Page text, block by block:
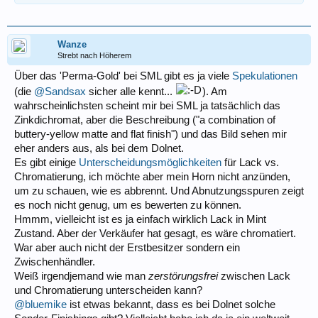
Wanze
Strebt nach Höherem
Über das 'Perma-Gold' bei SML gibt es ja viele Spekulationen
(die @Sandsax sicher alle kennt...
). Am
wahrscheinlichsten scheint mir bei SML ja tatsächlich das
Zinkdichromat, aber die Beschreibung ("a combination of
buttery-yellow matte and flat finish") und das Bild sehen mir
eher anders aus, als bei dem Dolnet.
Es gibt einige Unterscheidungsmöglichkeiten für Lack vs.
Chromatierung, ich möchte aber mein Horn nicht anzünden,
um zu schauen, wie es abbrennt. Und Abnutzungsspuren zeigt
es noch nicht genug, um es bewerten zu können.
Hmmm, vielleicht ist es ja einfach wirklich Lack in Mint
Zustand. Aber der Verkäufer hat gesagt, es wäre chromatiert.
War aber auch nicht der Erstbesitzer sondern ein
Zwischenhändler.
Weiß irgendjemand wie man zerstörungsfreizwischen Lack
und Chromatierung unterscheiden kann?
@bluemike ist etwas bekannt, dass es bei Dolnet solche